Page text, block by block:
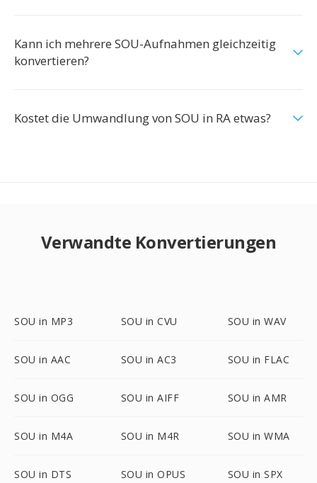
Kann ich mehrere SOU-Aufnahmen gleichzeitig
konvertieren?
Kostet die Umwandlung von SOU in RA etwas?
Verwandte Konvertierungen
SOU in MP3 SOU in CVU SOU in WAV
SOU in AAC SOU in AC3 SOU in FLAC
SOU in OGG SOU in AIFF SOU in AMR
SOU in M4A SOU in M4R SOU in WMA
SOU in DTS SOU in OPUS SOU in SPX